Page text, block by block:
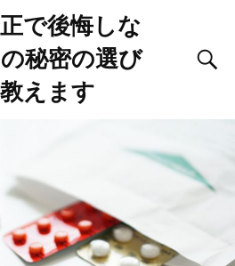
で後悔しな
秘密の選び
えます